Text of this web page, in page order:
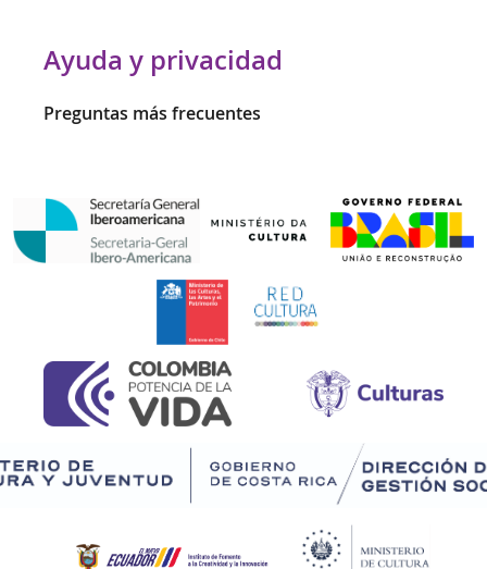
Ayuda y privacidad
Preguntas más frecuentes